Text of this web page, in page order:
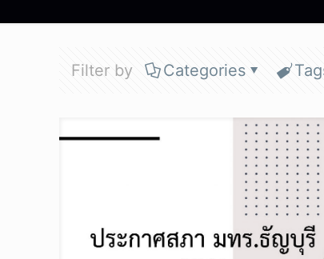
Filter by Categories